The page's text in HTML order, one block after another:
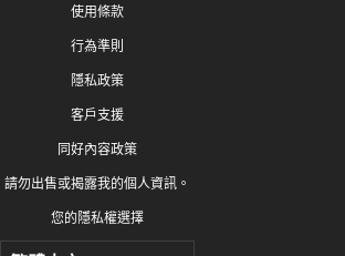
使用條款
行為準則
隱私政策
客戶支援
同好內容政策
請勿出售或揭露我的個人資訊。
您的隱私權選擇